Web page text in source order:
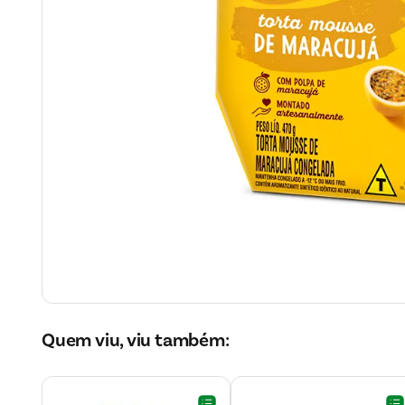
Quem viu, viu também: